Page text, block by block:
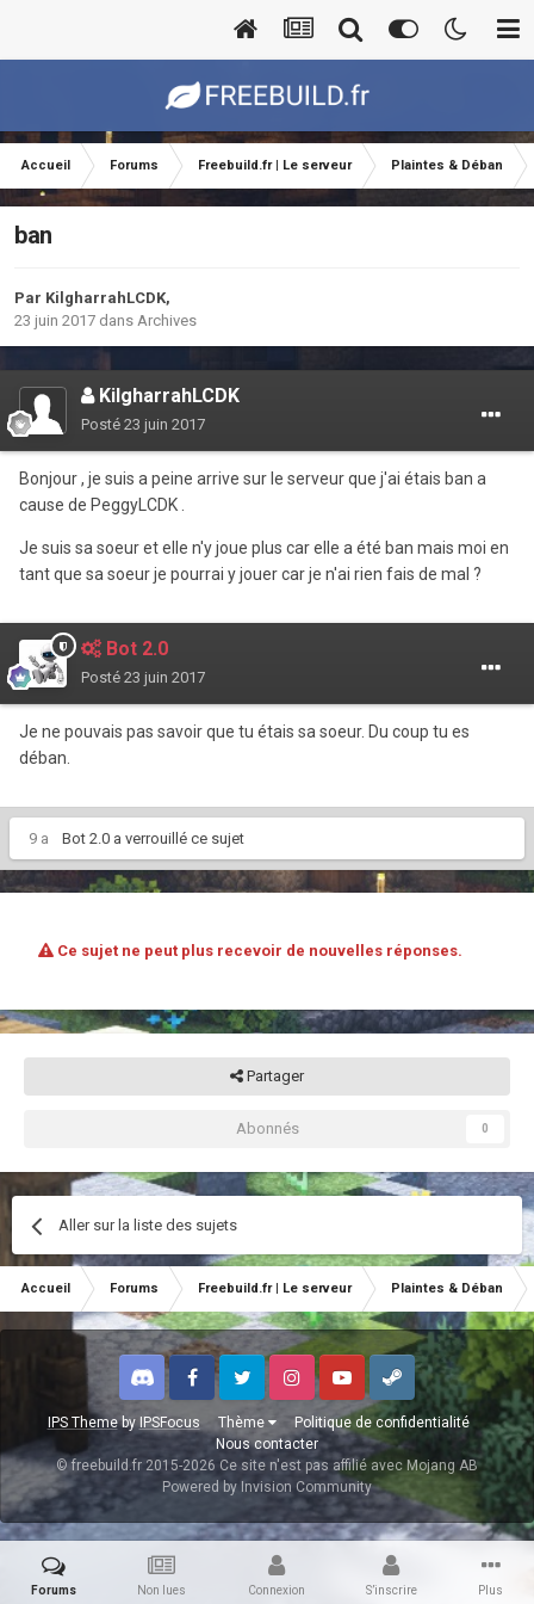
Accueil Forums Freebuild.fr | Le serveur Plaintes & Déban
ban
Par KilgharrahLCDK,
23 juin 2017 dans Archives
KilgharrahLCDK
Posté 23 juin 2017
Bonjour , je suis a peine arrive sur le serveur que j'ai étais ban a
cause de PeggyLCDK .
Je suis sa soeur et elle n'y joue plus car elle a été ban mais moi en
tant que sa soeur je pourrai y jouer car je n'ai rien fais de mal ?
Bot 2.0
Posté 23 juin 2017
Je ne pouvais pas savoir que tu étais sa soeur. Du coup tu es
déban.
9 a Bot 2.0 a verrouillé ce sujet
Ce sujet ne peut plus recevoir de nouvelles réponses.
Partager
Abonnés 0
Aller sur la liste des sujets
Accueil Forums Freebuild.fr | Le serveur Plaintes & Déban
IPS Themeby IPSFocus Thème
Politique de confidentialité
Nous contacter
Discord FacebookTwitter InstagramYoutubeSteam
© freebuild.fr 2015-2026 Ce site n'est pas affilié avec Mojang AB
Powered by Invision Community
Forums Non lues Connexion S’inscrire Plus